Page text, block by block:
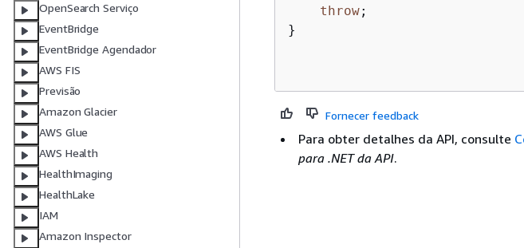
OpenSearch Serviço
EventBridge
EventBridge Agendador
AWS FIS
Previsão
Amazon Glacier
AWS Glue
AWS Health
HealthImaging
HealthLake
IAM
Amazon Inspector
throw;
}
Fornecer feedback
Para obter detalhes da API, consulte
para .NET da API.